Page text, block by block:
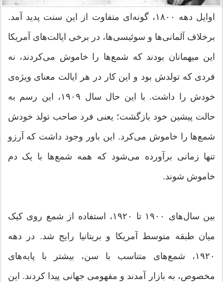
اوایل دهه ۱۸۰۰، گونه‌ای متفاوت از این سنت پدید آمد.
برخلاف آلمانی‌ها و سوئیسی‌ها، در برخی ایالت‌های آمریکا
این میهمانان بودند که شمع‌ها را خاموش می‌کردند، نه
فردی که تولدش بود و این کار در هر ایالت معنای ویژه‌ی
خودش را داشت. با این حال سال ۱۹۰۹، این رسم به
حالت پیشین خود بازگشت؛ یعنی فرد صاحب تولد خودش
شمع‌ها را خاموش می‌کرد. این باور وجود داشت که آرزو
تنها زمانی برآورده می‌شود که همه شمع‌ها با یک دم
خاموش شوند.
بین سال‌های ۱۹۰۰ تا ۱۹۲۰، استفاده از شمع روی کیک
میان طبقه متوسط آمریکا و بریتانیا رایج شد. در دهه
۱۹۲۰، شمع‌های متناسب با سن، بیشتر با پایه‌های
مخصوص، به بازار آمدند و مفهومی جهانی پیدا کردند. این